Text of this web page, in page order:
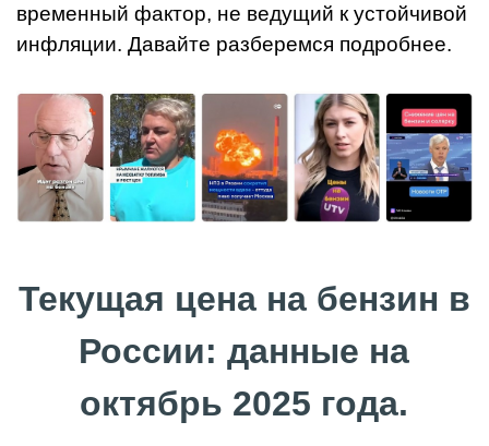
временный фактор, не ведущий к устойчивой
инфляции. Давайте разберемся подробнее.
Текущая цена на бензин в
России: данные на
октябрь 2025 года.